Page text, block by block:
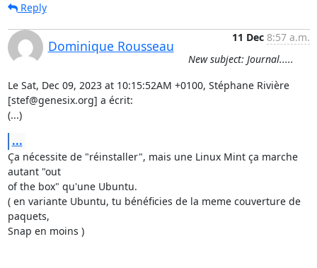
Reply
Dominique Rousseau
11 Dec 8:57 a.m.
New subject: Journal.....
Le Sat, Dec 09, 2023 at 10:15:52AM +0100, Stéphane Rivière
[stef@genesix.org] a écrit:
(...)
...
Ça nécessite de "réinstaller", mais une Linux Mint ça marche
autant "out
of the box" qu'une Ubuntu.
( en variante Ubuntu, tu bénéficies de la meme couverture de
paquets,
Snap en moins )